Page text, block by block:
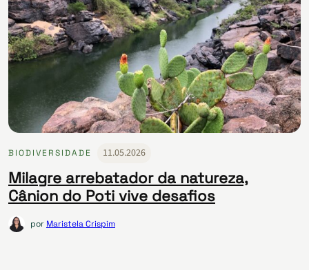
BIODIVERSIDADE 11.05.2026
Milagre arrebatador da natureza,
Cânion do Poti vive desafios
por Maristela Crispim